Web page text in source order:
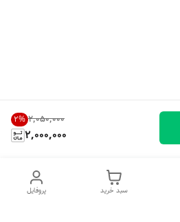
۲٬۰۵۰٬۰۰۰ 2%
2,000,000
پروفایل سبد خرید